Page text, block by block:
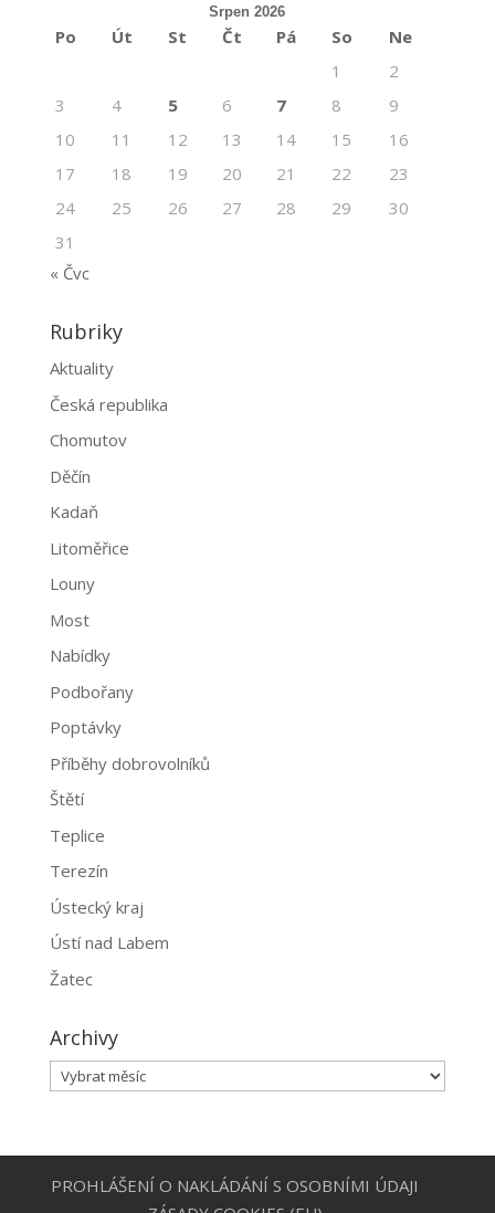
Srpen 2026
Po Út St Čt Pá So
Ne
1
2
3
4 5 6 7 8
9
10
11 12 13 14 15
16
17
18 19 20 21 22
23
24
25 26 27 28 29
30
31
« Čvc
Rubriky
Aktuality
Česká republika
Chomutov
Děčín
Kadaň
Litoměřice
Louny
Most
Nabídky
Podbořany
Poptávky
Příběhy dobrovolníků
Štětí
Teplice
Terezín
Ústecký kraj
Ústí nad Labem
Žatec
Archivy
Archivy
PROHLÁŠENÍ O NAKLÁDÁNÍ S OSOBNÍMI ÚDAJI